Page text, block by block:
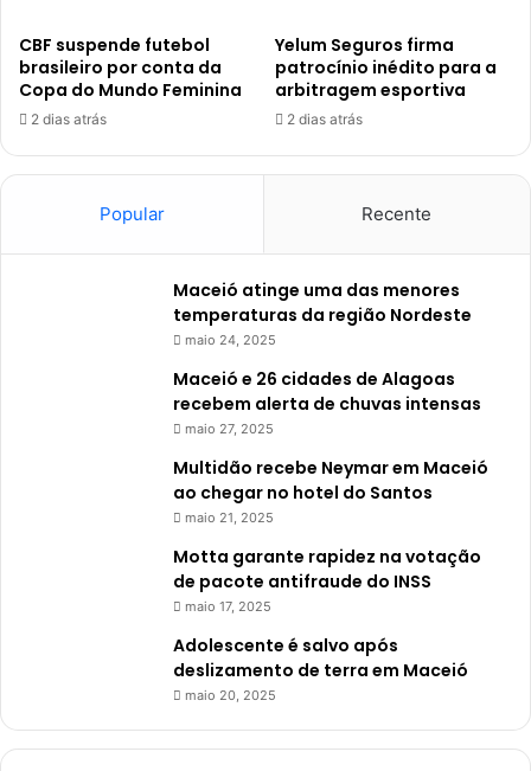
CBF suspende futebol
brasileiro por conta da
Copa do Mundo Feminina
2 dias atrás
Yelum Seguros firma
patrocínio inédito para a
arbitragem esportiva
2 dias atrás
Popular Recente
Maceió atinge uma das menores
temperaturas da região Nordeste
maio 24, 2025
Maceió e 26 cidades de Alagoas
recebem alerta de chuvas intensas
maio 27, 2025
Multidão recebe Neymar em Maceió
ao chegar no hotel do Santos
maio 21, 2025
Motta garante rapidez na votação
de pacote antifraude do INSS
maio 17, 2025
Adolescente é salvo após
deslizamento de terra em Maceió
maio 20, 2025